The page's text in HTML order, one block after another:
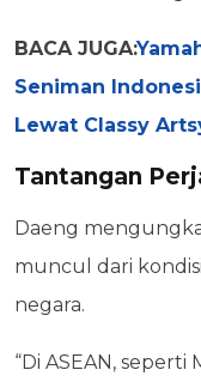
BACA JUGA:
Seniman
Lewat Classy
Tantangan
Daeng
muncul dari
negara.
“Di ASEAN, seperti